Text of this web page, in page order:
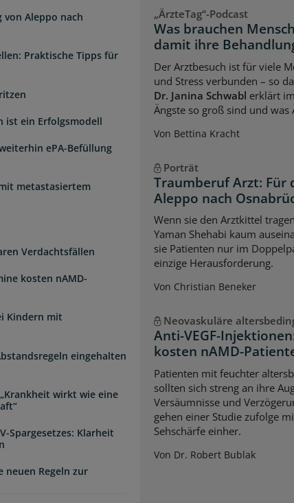
Aleppo nach
Praktische Tipps für
ist ein Erfolgsmodell
ePA-Befüllung
metastasiertem
Verdachtsfällen
kosten nAMD-
Kindern mit
eingehalten
wirkt wie eine
Spargesetzes: Klarheit
neuen Regeln zur
„ÄrzteTag“-Podcast
Was brauchen
damit ihre
Der Arztbesuch ist für viele
und Stress verbunden – so
Dr. Janina Schwabl erklärt
Ängste so groß sind und
Von Bettina Kracht
Porträt
Traumberuf Arzt: Für
Aleppo nach
Wenn sie den Arztkittel
Yaman Shehabi kaum
sie Patienten nur im
einzige Herausforderung.
Von Christian Beneker
Neovaskuläre
Anti-VEGF-
kosten nAMD-
Patienten mit feuchter
sollten sich streng an ihre
Versäumnisse und
gehen einer Studie zufolge
Sehschärfe einher.
Von Dr. Robert Bublak